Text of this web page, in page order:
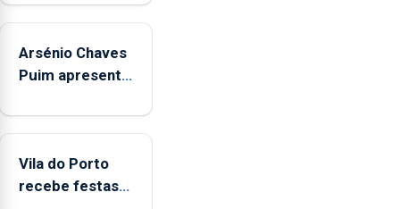
Arsénio Chaves
Puim apresenta
Biblioteca de
Vila do Porto
recebe festas